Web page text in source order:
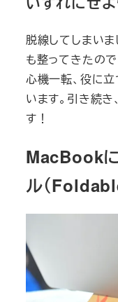
脱線してしまい
も整ってきたの
心機一転、役に
います。引き続
す！
MacBook
ル（Foldable